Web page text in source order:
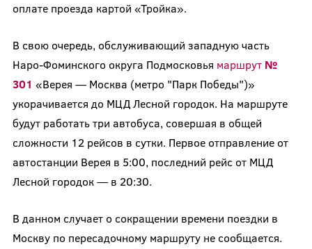
оплате проезда картой «Тройка».
В свою очередь, обслуживающий западную часть
Наро-Фоминского округа Подмосковья маршрут №
301 «Верея — Москва (метро "Парк Победы")»
укорачивается до МЦД Лесной городок. На маршруте
будут работать три автобуса, совершая в общей
сложности 12 рейсов в сутки. Первое отправление от
автостанции Верея в 5:00, последний рейс от МЦД
Лесной городок — в 20:30.
В данном случает о сокращении времени поездки в
Москву по пересадочному маршруту не сообщается.